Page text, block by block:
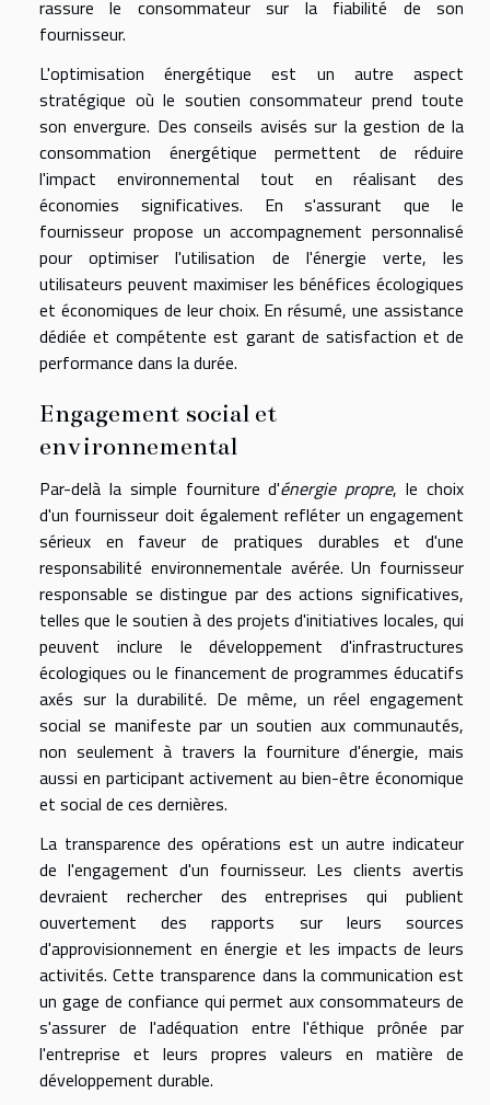
rassure le consommateur sur la fiabilité de son
fournisseur.
L'optimisation énergétique est un autre aspect
stratégique où le soutien consommateur prend toute
son envergure. Des conseils avisés sur la gestion de la
consommation énergétique permettent de réduire
l'impact environnemental tout en réalisant des
économies significatives. En s'assurant que le
fournisseur propose un accompagnement personnalisé
pour optimiser l'utilisation de l'énergie verte, les
utilisateurs peuvent maximiser les bénéfices écologiques
et économiques de leur choix. En résumé, une assistance
dédiée et compétente est garant de satisfaction et de
performance dans la durée.
Engagement social et
environnemental
Par-delà la simple fourniture d'énergie propre, le choix
d'un fournisseur doit également refléter un engagement
sérieux en faveur de pratiques durables et d'une
responsabilité environnementale avérée. Un fournisseur
responsable se distingue par des actions significatives,
telles que le soutien à des projets d'initiatives locales, qui
peuvent inclure le développement d'infrastructures
écologiques ou le financement de programmes éducatifs
axés sur la durabilité. De même, un réel engagement
social se manifeste par un soutien aux communautés,
non seulement à travers la fourniture d'énergie, mais
aussi en participant activement au bien-être économique
et social de ces dernières.
La transparence des opérations est un autre indicateur
de l'engagement d'un fournisseur. Les clients avertis
devraient rechercher des entreprises qui publient
ouvertement des rapports sur leurs sources
d'approvisionnement en énergie et les impacts de leurs
activités. Cette transparence dans la communication est
un gage de confiance qui permet aux consommateurs de
s'assurer de l'adéquation entre l'éthique prônée par
l'entreprise et leurs propres valeurs en matière de
développement durable.